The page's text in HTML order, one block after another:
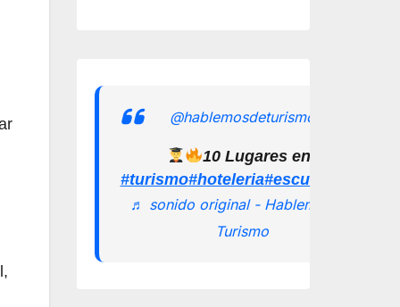
@hablemosdeturismomx
10 Lugares en los que
#turismo#hoteleria
♬ sonido original - Hablemos de
Turismo